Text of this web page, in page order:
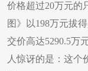
价格超过20万元的
图》以198万元拔
交价高达5290.5万
人惊讶的是：这个